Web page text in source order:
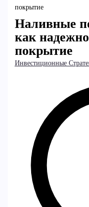
покрытие
Наливные
как
покрытие
Инвестиционные